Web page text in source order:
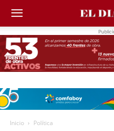
Inicio Política